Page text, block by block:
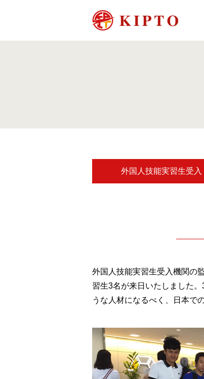
外国人技能実習生受入
外国人技能実習生受入機関の
習生3名が来日いたしました
うな人材になるべく、日本で